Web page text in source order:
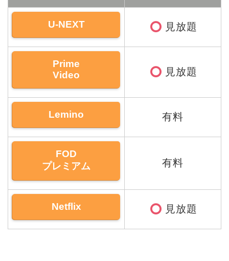
U-NEXT 見放題
Prime
Video
見放題
Lemino 有料
FOD
プレミアム
有料
Netflix 見放題